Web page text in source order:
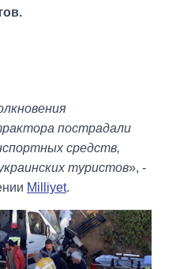
пострадали
средств,
туристов», -
Milliyet.